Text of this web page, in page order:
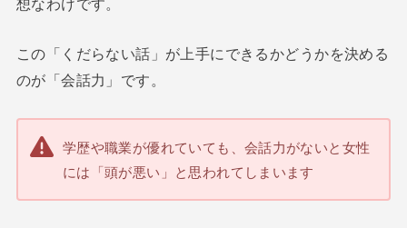
想なわけです。
この「くだらない話」が上手にできるかどうかを決める
のが「会話力」です。
学歴や職業が優れていても、会話力がないと女性
には「頭が悪い」と思われてしまいます